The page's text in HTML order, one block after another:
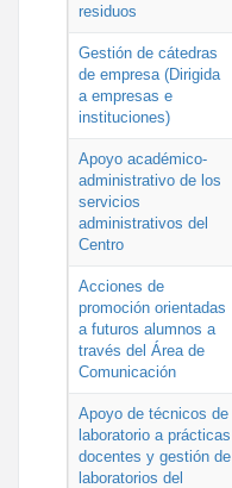
residuos
Gestión de cátedras
de empresa (Dirigida
a empresas e
instituciones)
Apoyo académico-
administrativo de los
servicios
administrativos del
Centro
Acciones de
promoción orientadas
a futuros alumnos a
través del Área de
Comunicación
Apoyo de técnicos de
laboratorio a prácticas
docentes y gestión de
laboratorios del